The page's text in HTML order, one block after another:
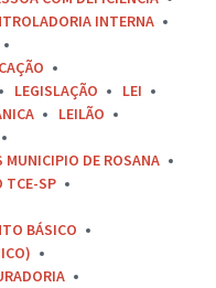
INTERNA
LEGISLAÇÃO
LEI
LEILÃO
MUNICIPIO DE ROSANA
TCE-SP
BÁSICO